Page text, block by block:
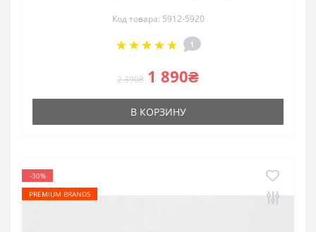
Код товара: 5912-5920
1
2 390₴ 1 890₴
В КОРЗИНУ
-30%
PREMIUM BRANDS